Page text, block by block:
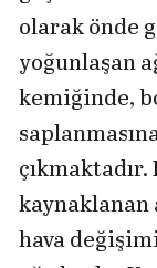
olarak önde
yoğunlaşan
kemiğinde,
kaynaklanan
hava